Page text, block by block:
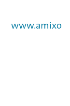
www.amixo